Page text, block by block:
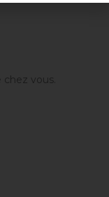
vous.